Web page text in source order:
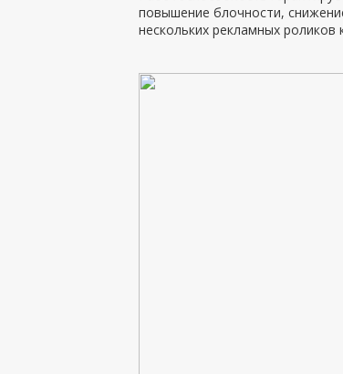
повышение блочности,
нескольких рекламных